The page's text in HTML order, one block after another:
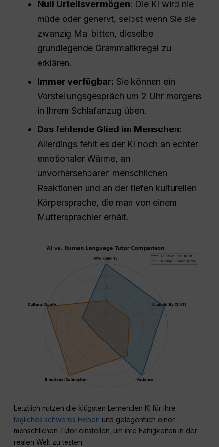
Null Urteilsvermögen: Die KI wird nie
müde oder genervt, selbst wenn Sie sie
zwanzig Mal bitten, dieselbe
grundlegende Grammatikregel zu
erklären.
Immer verfügbar: Sie können ein
Vorstellungsgespräch um 2 Uhr morgens
in Ihrem Schlafanzug üben.
Das fehlende Glied im Menschen:
Allerdings fehlt es der KI noch an echter
emotionaler Wärme, an
unvorhersehbaren menschlichen
Reaktionen und an der tiefen kulturellen
Körpersprache, die man von einem
Muttersprachler erhält.
Letztlich nutzen die klügsten Lernenden KI für ihre
tägliches schweres Heben und gelegentlich einen
menschlichen Tutor einstellen, um ihre Fähigkeiten in der
realen Welt zu testen.